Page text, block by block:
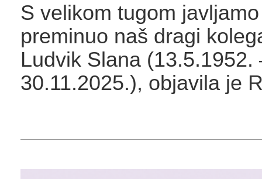
S velikom tugom
preminuo naš dragi
Ludvik Slana (13.5.1952.
30.11.2025.), objavila je